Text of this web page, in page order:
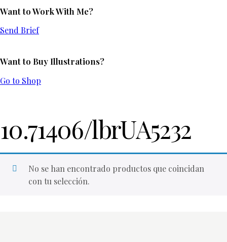
Want to Work With Me?
Send Brief
Want to Buy Illustrations?
Go to Shop
10.71406/lbrUA5232
No se han encontrado productos que coincidan
con tu selección.